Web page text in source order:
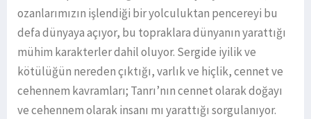
ozanlarımızın işlendiği bir yolculuktan pencereyi bu
defa dünyaya açıyor, bu topraklara dünyanın yarattığı
mühim karakterler dahil oluyor. Sergide iyilik ve
kötülüğün nereden çıktığı, varlık ve hiçlik, cennet ve
cehennem kavramları; Tanrı’nın cennet olarak doğayı
ve cehennem olarak insanı mı yarattığı sorgulanıyor.